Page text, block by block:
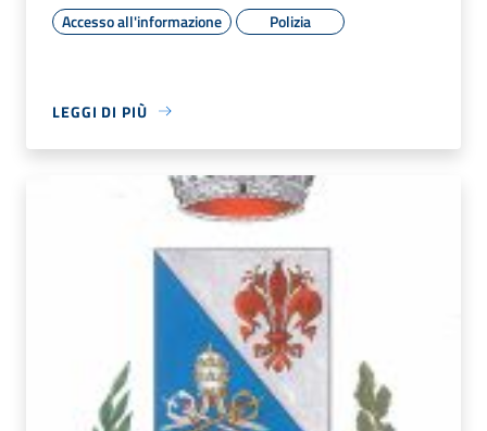
Accesso all'informazione Polizia
LEGGI DI PIÙ